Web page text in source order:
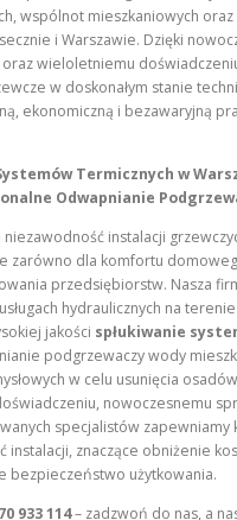
wspólnot mieszkaniowych oraz
i Warszawie. Dzięki
wieloletniemu
w doskonałym stanie
ekonomiczną i bezawaryjną
Termicznych w
Odwapnianie
niezawodność instalacji
zarówno dla komfortu
przedsiębiorstw. Nasza
hydraulicznych na
jakości spłukiwanie
podgrzewaczy wody
w celu usunięcia
nowoczesnemu
specjalistów zapewniamy
instalacji, znaczące obniżenie
bezpieczeństwo użytkowania.
933 114– zadzwoń do nas, a